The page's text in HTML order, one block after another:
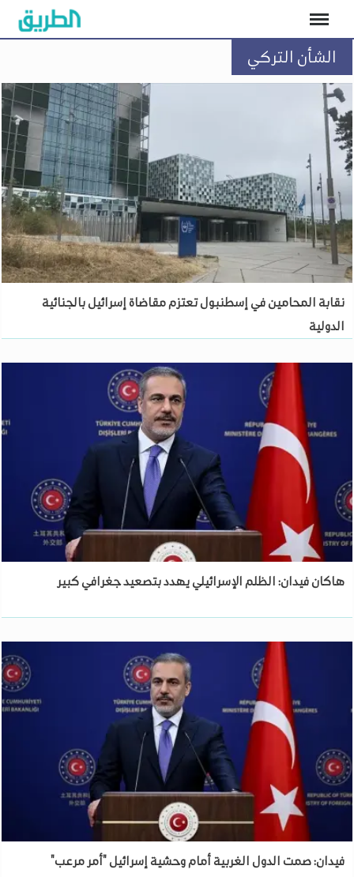
الشأن التركي
نقابة المحامين في إسطنبول تعتزم مقاضاة إسرائيل بالجنائية
الدولية
هاكان فيدان: الظلم الإسرائيلي يهدد بتصعيد جغرافي كبير
فيدان: صمت الدول الغربية أمام وحشية إسرائيل "أمر مرعب"